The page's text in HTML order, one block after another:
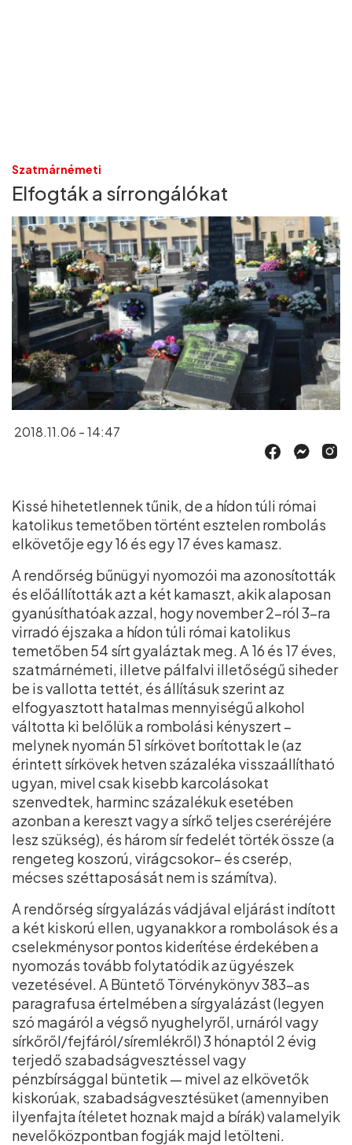
Szatmárnémeti
Elfogták a sírrongálókat
2018.11.06 - 14:47
Kissé hihetetlennek tűnik, de a hídon túli római
katolikus temetőben történt esztelen rombolás
elkövetője egy 16 és egy 17 éves kamasz.
A rendőrség bűnügyi nyomozói ma azonosították
és előállították azt a két kamaszt, akik alaposan
gyanúsíthatóak azzal, hogy november 2–ról 3–ra
virradó éjszaka a hídon túli római katolikus
temetőben 54 sírt gyaláztak meg. A 16 és 17 éves,
szatmárnémeti, illetve pálfalvi illetőségű siheder
be is vallotta tettét, és állításuk szerint az
elfogyasztott hatalmas mennyiségű alkohol
váltotta ki belőlük a rombolási kényszert –
melynek nyomán 51 sírkövet borítottak le (az
érintett sírkövek hetven százaléka visszaállítható
ugyan, mivel csak kisebb karcolásokat
szenvedtek, harminc százalékuk esetében
azonban a kereszt vagy a sírkő teljes cseréréjére
lesz szükség), és három sír fedelét törték össze (a
rengeteg koszorú, virágcsokor– és cserép,
mécses széttaposását nem is számítva).
A rendőrség sírgyalázás vádjával eljárást indított
a két kiskorú ellen, ugyanakkor a rombolások és a
cselekménysor pontos kiderítése érdekében a
nyomozás tovább folytatódik az ügyészek
vezetésével. A Büntető Törvénykönyv 383–as
paragrafusa értelmében a sírgyalázást (legyen
szó magáról a végső nyughelyről, urnáról vagy
sírkőről/fejfáról/síremlékről) 3 hónaptól 2 évig
terjedő szabadságvesztéssel vagy
pénzbírsággal büntetik — mivel az elkövetők
kiskorúak, szabadságvesztésüket (amennyiben
ilyenfajta ítéletet hoznak majd a bírák) valamelyik
nevelőközpontban fogják majd letölteni.